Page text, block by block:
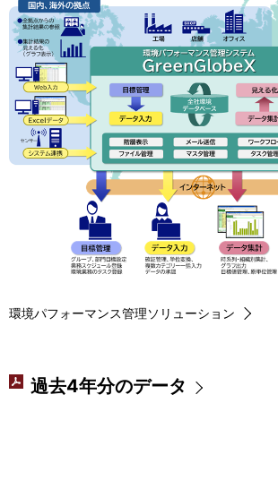
環境パフォーマンス管理ソリューション
過去4年分のデータ